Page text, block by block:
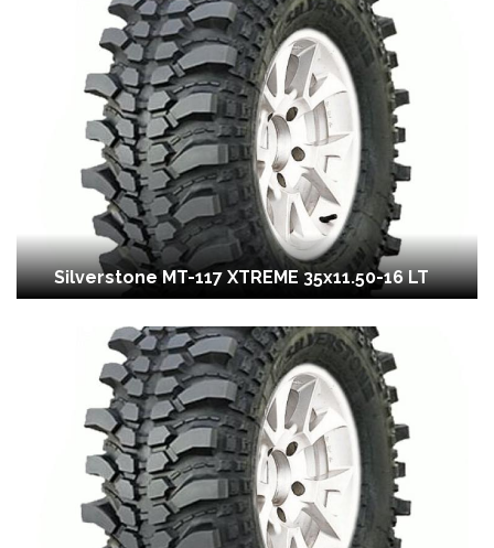
Silverstone MT-117 XTREME 35x11.50-16 LT